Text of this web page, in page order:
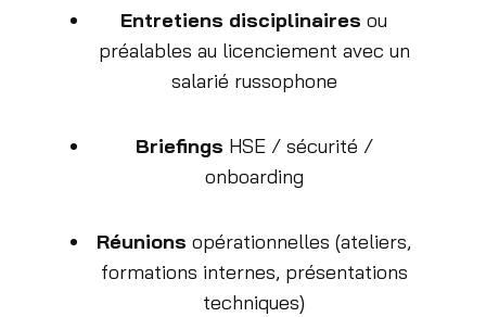
Entretiens disciplinaires ou
préalables au licenciement avec un
salarié russophone
Briefings HSE / sécurité /
onboarding
Réunions opérationnelles (ateliers,
formations internes, présentations
techniques)